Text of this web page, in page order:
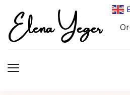
Elena Yeger
Sklep internetowy odziez